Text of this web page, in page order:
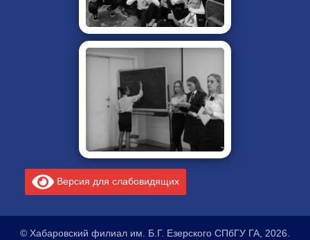
Версия для слабовидящих
© Хабаровский филиал им. Б.Г. Езерского СПбГУ ГА, 2026.